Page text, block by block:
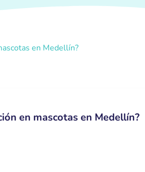
en Medellín?
en mascotas en Medellín?